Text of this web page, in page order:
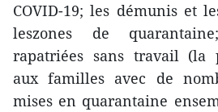
COVID-19; les démunis et
leszones de
rapatriées sans travail (la
aux familles avec de
mises en quarantaine